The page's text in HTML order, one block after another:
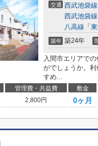
交通 西武池袋線
西武池袋線
八高線 「
築年 築24年
入間市エリアで
がでしょうか。
すめ...
管理費・共益費 敷金
2,800円 0ヶ月